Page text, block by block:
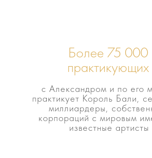
с Александром и по его
практикует Король Бали,
миллиардеры,
корпораций с мировым
известные артисты
Более 75 000
практикующих